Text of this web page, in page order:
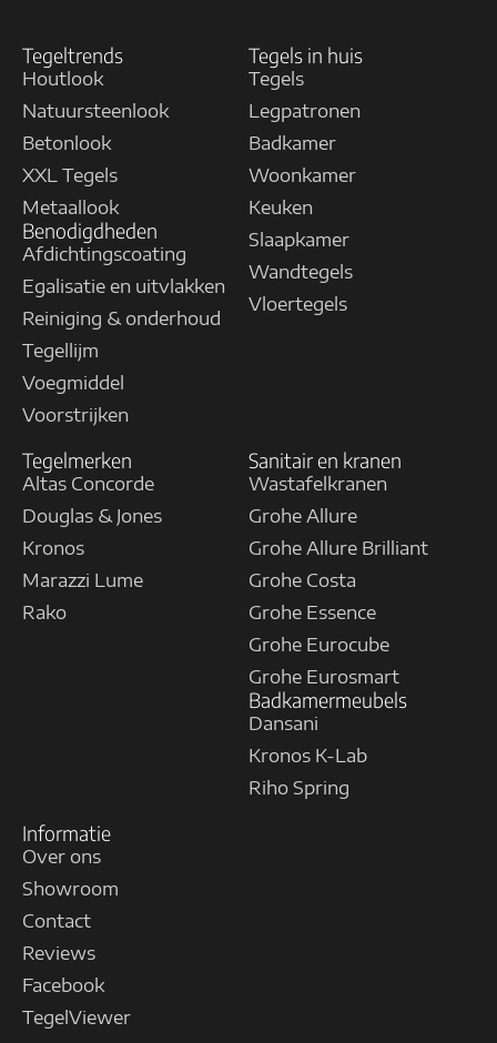
Tegeltrends
Houtlook
Natuursteenlook
Betonlook
XXL Tegels
Metaallook
Benodigdheden
Afdichtingscoating
Egalisatie en uitvlakken
Reiniging & onderhoud
Tegellijm
Voegmiddel
Voorstrijken
Tegels in huis
Tegels
Legpatronen
Badkamer
Woonkamer
Keuken
Slaapkamer
Wandtegels
Vloertegels
Tegelmerken
Altas Concorde
Douglas & Jones
Kronos
Marazzi Lume
Rako
Sanitair en kranen
Wastafelkranen
Grohe Allure
Grohe Allure Brilliant
Grohe Costa
Grohe Essence
Grohe Eurocube
Grohe Eurosmart
Badkamermeubels
Dansani
Kronos K-Lab
Riho Spring
Informatie
Over ons
Showroom
Contact
Reviews
Facebook
TegelViewer